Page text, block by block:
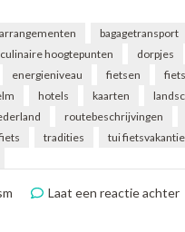
arrangementen
bagagetransport
culinaire hoogtepunten
dorpjes
energieniveau fietsen
hotels kaarten
routebeschrijvingen
tradities
tui fietsvakantie
Laat een reactie achterop